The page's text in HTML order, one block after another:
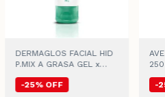
DERMAGLOS FACIAL HID
P.MIX A GRASA GEL x
-25% OFF -